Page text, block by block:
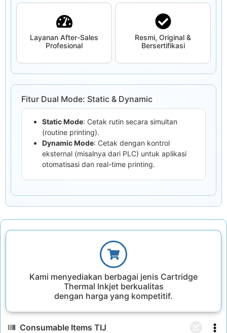
Layanan After-Sales
Profesional
Resmi, Original &
Bersertifikasi
Fitur Dual Mode: Static & Dynamic
Static Mode: Cetak rutin secara simultan
(routine printing).
Dynamic Mode: Cetak dengan kontrol
eksternal (misalnya dari PLC) untuk aplikasi
otomatisasi dan real-time printing.
Kami menyediakan berbagai jenis Cartridge
Thermal Inkjet berkualitas
dengan harga yang kompetitif.
Consumable Items TIJ